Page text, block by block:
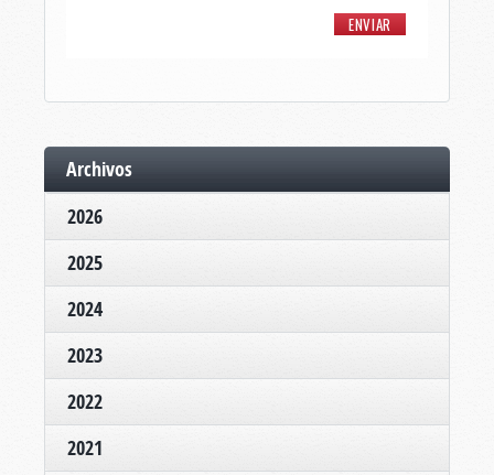
Archivos
2026
2025
2024
2023
2022
2021